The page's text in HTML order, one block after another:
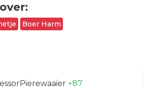
Boer Harm
+87